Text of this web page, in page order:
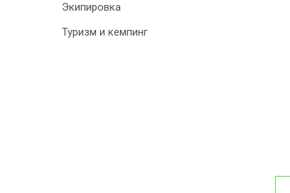
Экипировка
Туризм и кемпинг